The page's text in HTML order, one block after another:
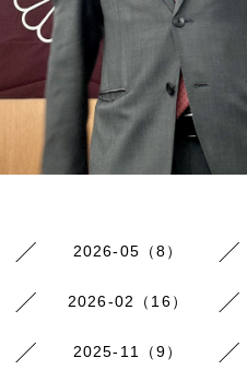
2026-05（8）
2026-02（16）
2025-11（9）